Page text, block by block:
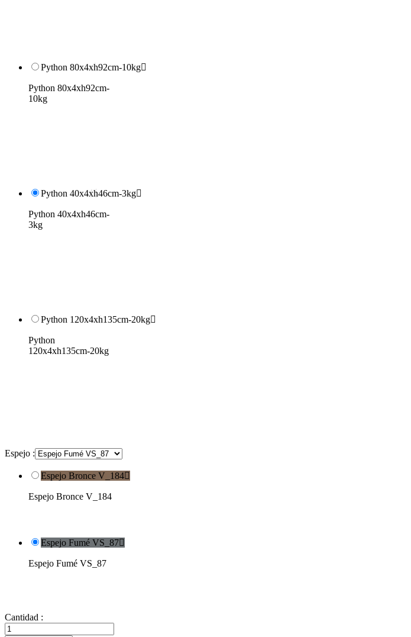
Python 80x4xh92cm-10kg
Python 80x4xh92cm-
10kg
Python 40x4xh46cm-3kg
Python 40x4xh46cm-
3kg
Python 120x4xh135cm-20kg
Python
120x4xh135cm-20kg
Espejo :
Espejo Bronce V_184
Espejo Bronce V_184
Espejo Fumé VS_87
Espejo Fumé VS_87
Cantidad :